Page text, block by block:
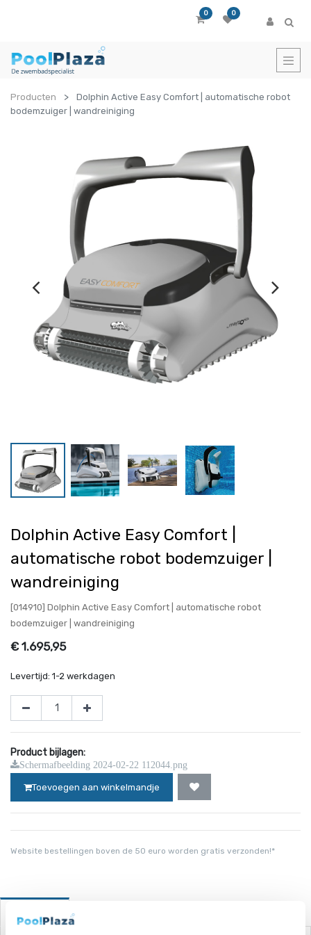
0 0
Producten
Dolphin Active Easy Comfort | automatische robot
bodemzuiger | wandreiniging
Dolphin Active Easy Comfort |
automatische robot bodemzuiger |
wandreiniging
[014910] Dolphin Active Easy Comfort | automatische robot
bodemzuiger | wandreiniging
€ 1.695,95
Levertijd: 1-2 werkdagen
Product bijlagen:
Schermafbeelding 2024-02-22 112044.png
Toevoegen aan winkelmandje
Website bestellingen boven de 50 euro worden gratis verzonden!*